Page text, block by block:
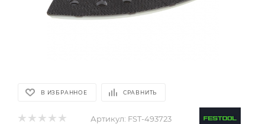
В ИЗБРАННОЕ СРАВНИТЬ
Артикул: FST-493723